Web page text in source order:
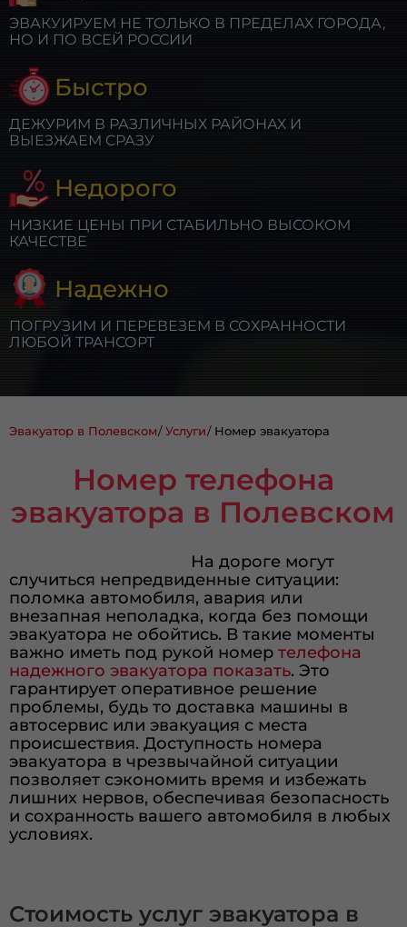
ЭВАКУИРУЕМ НЕ ТОЛЬКО В ПРЕДЕЛАХ ГОРОДА,
НО И ПО ВСЕЙ РОССИИ
Быстро
ДЕЖУРИМ В РАЗЛИЧНЫХ РАЙОНАХ И
ВЫЕЗЖАЕМ СРАЗУ
Недорого
НИЗКИЕ ЦЕНЫ ПРИ СТАБИЛЬНО ВЫСОКОМ
КАЧЕСТВЕ
Надежно
ПОГРУЗИМ И ПЕРЕВЕЗЕМ В СОХРАННОСТИ
ЛЮБОЙ ТРАНСОРТ
Эвакуатор в Полевском Услуги Номер эвакуатора
Номер телефона
эвакуатора в Полевском
На дороге могут
случиться непредвиденные ситуации:
поломка автомобиля, авария или
внезапная неполадка, когда без помощи
эвакуатора не обойтись. В такие моменты
важно иметь под рукой номертелефона
надежного эвакуатора показать. Это
гарантирует оперативное решение
проблемы, будь то доставка машины в
автосервис или эвакуация с места
происшествия. Доступность номера
эвакуатора в чрезвычайной ситуации
позволяет сэкономить время и избежать
лишних нервов, обеспечивая безопасность
и сохранность вашего автомобиля в любых
условиях.
Стоимость услуг эвакуатора в